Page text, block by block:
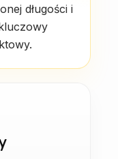
długości i